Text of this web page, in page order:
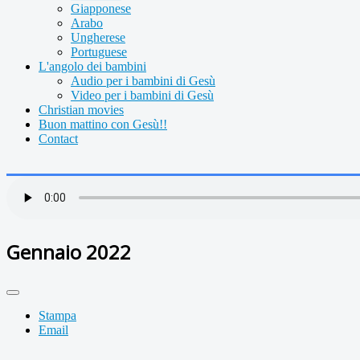
Giapponese
Arabo
Ungherese
Portuguese
L'angolo dei bambini
Audio per i bambini di Gesù
Video per i bambini di Gesù
Christian movies
Buon mattino con Gesù!!
Contact
Gennaio 2022
Stampa
Email